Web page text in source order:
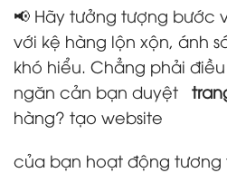
📢 Hãy tưởng tượng bước
với kệ hàng lộn xộn, ánh
khó hiểu. Chẳng phải
ngăn cản bạn duyệt
hàng? tạo website
của bạn hoạt động tương